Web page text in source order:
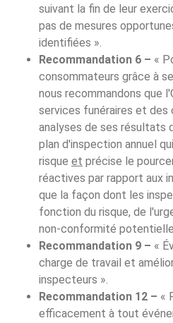
suivant la fin de leur
pas de mesures
identifiées ».
Recommandation 6 – «
consommateurs grâce à
nous recommandons que
services funéraires et des
analyses de ses résultats
plan d'inspection annuel
risque et précise le
réactives par rapport aux
que la façon dont les
fonction du risque, de
non-conformité
Recommandation 9 – «
charge de travail et
inspecteurs ».
Recommandation 12 – «
efficacement à tout